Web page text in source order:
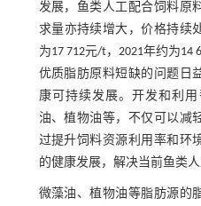
发展，鱼类人工配合饲料原
求量亦持续增大，价格持续
为17 712元/t，2021年约为14
优质脂肪原料短缺的问题日
康可持续发展。开发和利
油、植物油等，不仅可以减
过提升饲料资源利用率和环
的健康发展，解决当前鱼类
微藻油、植物油等脂肪源的